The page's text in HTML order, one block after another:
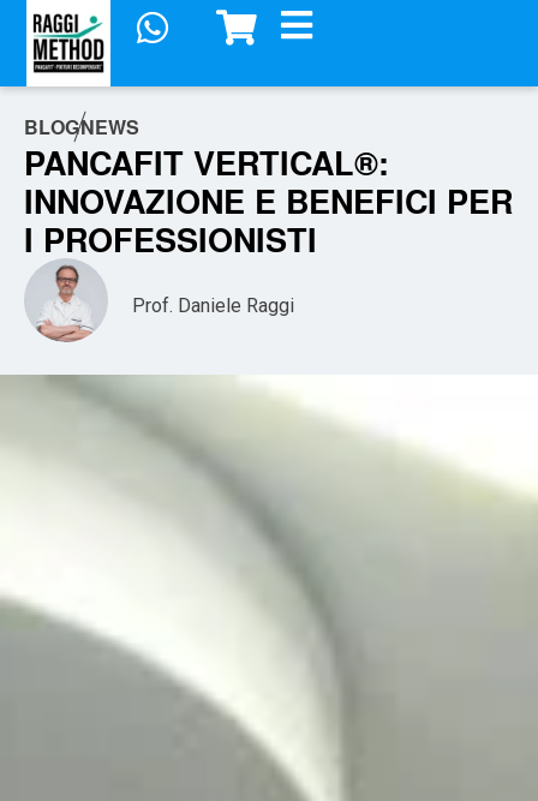
BLOGNEWS
PANCAFIT VERTICAL®:
INNOVAZIONE E BENEFICI PER
I PROFESSIONISTI
Prof. Daniele Raggi